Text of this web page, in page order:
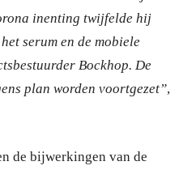
inenting twijfelde hij
serum en de mobiele
Bockhop. De
plan worden voortgezet”,
de bijwerkingen van de